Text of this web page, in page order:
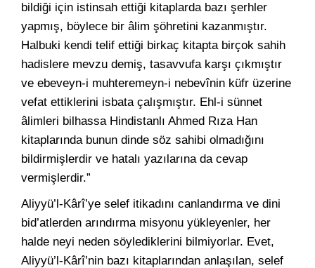
bildiği için istinsah ettiği kitaplarda bazı şerhler
yapmış, böylece bir âlim şöhretini kazanmıştır.
Halbuki kendi telif ettiği birkaç kitapta birçok sahih
hadislere mevzu demiş, tasavvufa karşı çıkmıştır
ve ebeveyn-i muhteremeyn-i nebevînin küfr üzerine
vefat ettiklerini isbata çalışmıştır. Ehl-i sünnet
âlimleri bilhassa Hindistanlı Ahmed Rıza Han
kitaplarında bunun dinde söz sahibi olmadığını
bildirmişlerdir ve hatalı yazılarına da cevap
vermişlerdir.”
Aliyyü’l-Kârî’ye selef itikadını canlandırma ve dini
bid’atlerden arındırma misyonu yükleyenler, her
halde neyi neden söylediklerini bilmiyorlar. Evet,
Aliyyü’l-Kârî’nin bazı kitaplarından anlaşılan, selef